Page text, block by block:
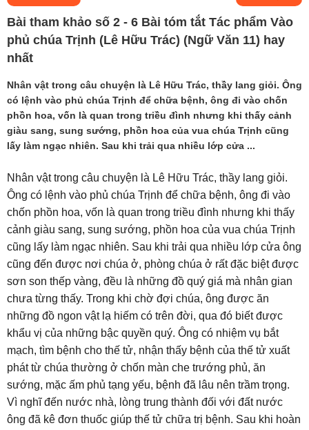
Bài tham khảo số 2 - 6 Bài tóm tắt Tác phẩm Vào
phủ chúa Trịnh (Lê Hữu Trác) (Ngữ Văn 11) hay
nhất
Nhân vật trong câu chuyện là Lê Hữu Trác, thầy lang giỏi. Ông
có lệnh vào phủ chúa Trịnh để chữa bệnh, ông đi vào chốn
phồn hoa, vốn là quan trong triều đình nhưng khi thấy cảnh
giàu sang, sung sướng, phồn hoa của vua chúa Trịnh cũng
lấy làm ngạc nhiên. Sau khi trải qua nhiều lớp cửa ...
Nhân vật trong câu chuyện là Lê Hữu Trác, thầy lang giỏi.
Ông có lệnh vào phủ chúa Trịnh để chữa bệnh, ông đi vào
chốn phồn hoa, vốn là quan trong triều đình nhưng khi thấy
cảnh giàu sang, sung sướng, phồn hoa của vua chúa Trịnh
cũng lấy làm ngạc nhiên. Sau khi trải qua nhiều lớp cửa ông
cũng đến được nơi chúa ở, phòng chúa ở rất đặc biệt được
sơn son thếp vàng, đều là những đồ quý giá mà nhân gian
chưa từng thấy. Trong khi chờ đợi chúa, ông được ăn
những đồ ngon vật lạ hiếm có trên đời, qua đó biết được
khẩu vị của những bậc quyền quý. Ông có nhiệm vụ bắt
mạch, tìm bệnh cho thế tử, nhận thấy bệnh của thế tử xuất
phát từ chúa thường ở chốn màn che trướng phủ, ăn
sướng, mặc ấm phủ tạng yếu, bệnh đã lâu nên trầm trọng.
Vì nghĩ đến nước nhà, lòng trung thành đối với đất nước
ông đã kê đơn thuốc giúp thế tử chữa trị bệnh. Sau khi hoàn